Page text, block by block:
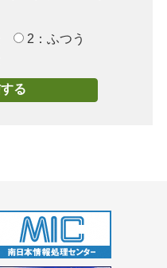
2：ふつう